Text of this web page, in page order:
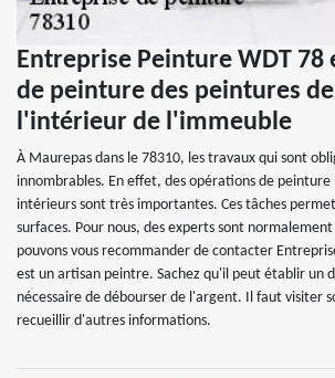
Entreprise Peinture WDT 78
de peinture des peintures
l'intérieur de l'immeuble
À Maurepas dans le 78310, les travaux qui sont
innombrables. En effet, des opérations de peinture
intérieurs sont très importantes. Ces tâches
surfaces. Pour nous, des experts sont
pouvons vous recommander de contacter
est un artisan peintre. Sachez qu'il peut établir un
nécessaire de débourser de l'argent. Il faut visiter
recueillir d'autres informations.